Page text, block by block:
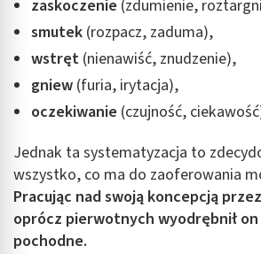
zaskoczenie (zdumienie,
smutek (rozpacz, zaduma),
wstręt (nienawiść, znudzenie),
gniew (furia, irytacja),
oczekiwanie (czujność,
Jednak ta systematyzacja to
wszystko, co ma do zaoferowania
Pracując nad swoją koncepcją
oprócz pierwotnych wyodrębnił
pochodne.